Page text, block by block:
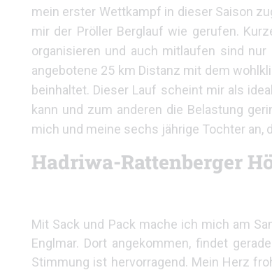
mein erster Wettkampf in dieser Saison
mir der Pröller Berglauf wie gerufen.
organisieren und auch mitlaufen sind
angebotene 25 km Distanz mit dem
beinhaltet. Dieser Lauf scheint mir als
kann und zum anderen die Belastung
mich und meine sechs jährige Tochter
Hadriwa-Rattenberger
Mit Sack und Pack mache ich mich am
Englmar. Dort angekommen, findet
Stimmung ist hervorragend. Mein Herz